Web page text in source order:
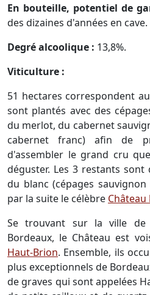
En bouteille, potentiel de
des dizaines d'années en cave.
Degré alcoolique : 13,8%.
Viticulture :
51 hectares correspondent
sont plantés avec des
du merlot, du cabernet
cabernet franc) afin de
d'assembler le grand cru
déguster. Les 3 restants sont
du blanc (cépages
par la suite le célèbre
Se trouvant sur la ville de
Bordeaux, le Château est
Haut-Brion. Ensemble, ils
plus exceptionnels de
de graves qui sont appelées